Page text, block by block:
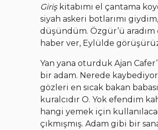
Girişkitabımı el çantama
siyah askeri botlarımı
düşündüm. Özgür’ü aradım
haber ver, Eylülde
Yan yana oturduk Ajan
bir adam. Nerede
gözleri en sıcak bakan
kuralcıdır O. Yok efendim
hangi yemek için
çıkmışmış. Adam gibi bir